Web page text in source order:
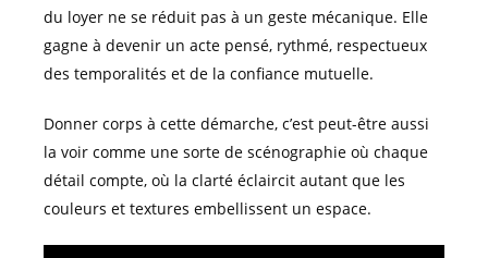
du loyer ne se réduit pas à un geste mécanique. Elle
gagne à devenir un acte pensé, rythmé, respectueux
des temporalités et de la confiance mutuelle.
Donner corps à cette démarche, c’est peut-être aussi
la voir comme une sorte de scénographie où chaque
détail compte, où la clarté éclaircit autant que les
couleurs et textures embellissent un espace.